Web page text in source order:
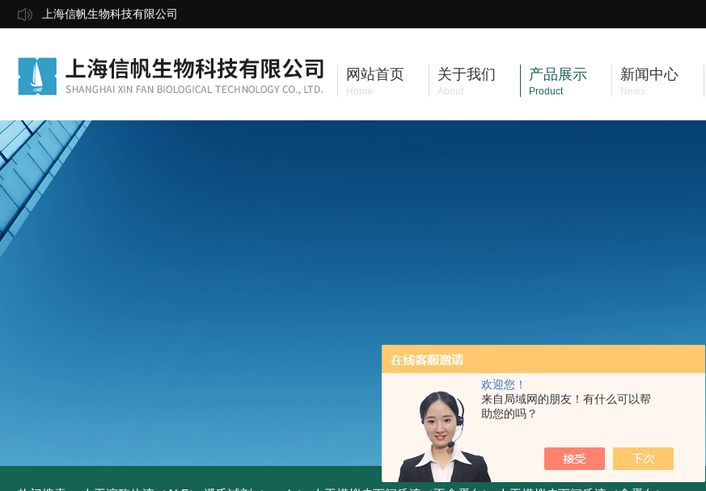
欢迎您！
来自局域网的朋友！有什么可以帮
助您的吗？
上海信帆生物科技有限公司
网站首页
Home
关于我们
About
产品展示
Product
新闻中心
News